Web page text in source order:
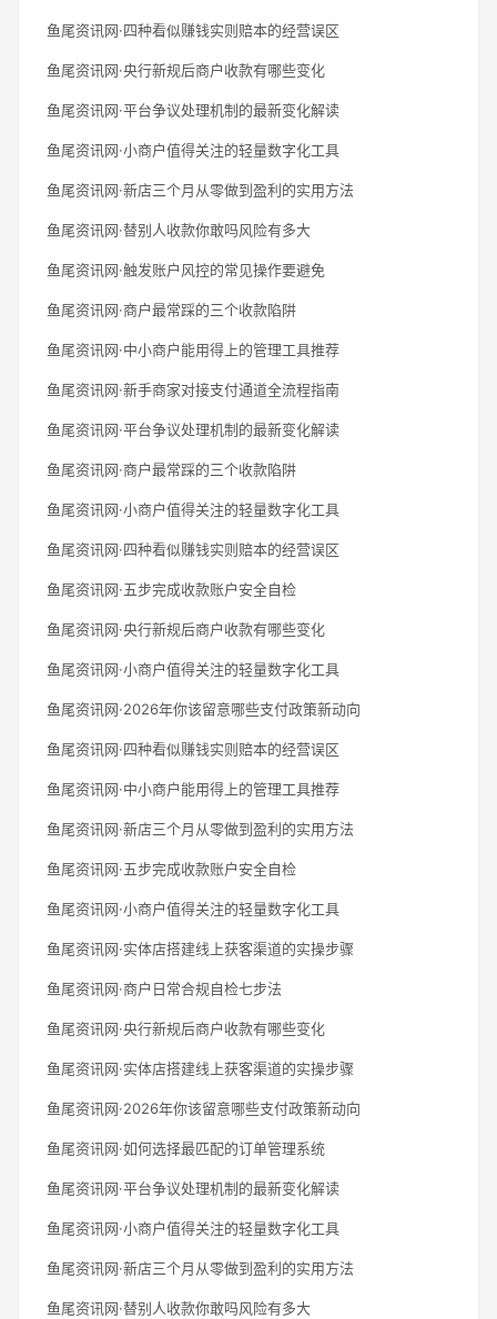
鱼尾资讯网·四种看似赚钱实则赔本的经营误区
鱼尾资讯网·央行新规后商户收款有哪些变化
鱼尾资讯网·平台争议处理机制的最新变化解读
鱼尾资讯网·小商户值得关注的轻量数字化工具
鱼尾资讯网·新店三个月从零做到盈利的实用方法
鱼尾资讯网·替别人收款你敢吗风险有多大
鱼尾资讯网·触发账户风控的常见操作要避免
鱼尾资讯网·商户最常踩的三个收款陷阱
鱼尾资讯网·中小商户能用得上的管理工具推荐
鱼尾资讯网·新手商家对接支付通道全流程指南
鱼尾资讯网·平台争议处理机制的最新变化解读
鱼尾资讯网·商户最常踩的三个收款陷阱
鱼尾资讯网·小商户值得关注的轻量数字化工具
鱼尾资讯网·四种看似赚钱实则赔本的经营误区
鱼尾资讯网·五步完成收款账户安全自检
鱼尾资讯网·央行新规后商户收款有哪些变化
鱼尾资讯网·小商户值得关注的轻量数字化工具
鱼尾资讯网·2026年你该留意哪些支付政策新动向
鱼尾资讯网·四种看似赚钱实则赔本的经营误区
鱼尾资讯网·中小商户能用得上的管理工具推荐
鱼尾资讯网·新店三个月从零做到盈利的实用方法
鱼尾资讯网·五步完成收款账户安全自检
鱼尾资讯网·小商户值得关注的轻量数字化工具
鱼尾资讯网·实体店搭建线上获客渠道的实操步骤
鱼尾资讯网·商户日常合规自检七步法
鱼尾资讯网·央行新规后商户收款有哪些变化
鱼尾资讯网·实体店搭建线上获客渠道的实操步骤
鱼尾资讯网·2026年你该留意哪些支付政策新动向
鱼尾资讯网·如何选择最匹配的订单管理系统
鱼尾资讯网·平台争议处理机制的最新变化解读
鱼尾资讯网·小商户值得关注的轻量数字化工具
鱼尾资讯网·新店三个月从零做到盈利的实用方法
鱼尾资讯网·替别人收款你敢吗风险有多大